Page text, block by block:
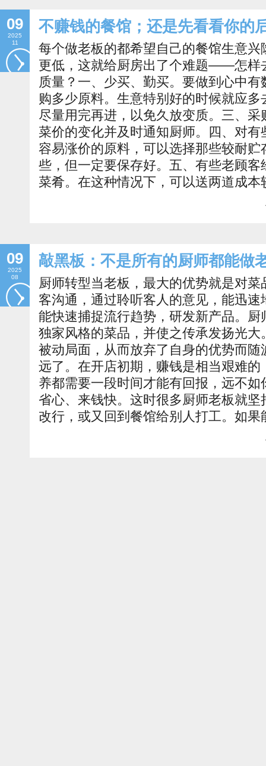
09
2025
11
不赚钱的餐馆；还是先看看你的
每个做老板的都希望自己的餐馆生意
更低，这就给厨房出了个难题——怎样
质量？一、少买、勤买。要做到心中
购多少原料。生意特别好的时候就应
尽量用完再进，以免久放变质。三、
菜价的变化并及时通知厨师。四、对
容易涨价的原料，可以选择那些较耐
些，但一定要保存好。五、有些老顾
菜肴。在这种情况下，可以送两道成本
09
2025
08
敲黑板：不是所有的厨师都能做
厨师转型当老板，最大的优势就是对
客沟通，通过聆听客人的意见，能迅
能快速捕捉流行趋势，研发新产品。
独家风格的菜品，并使之传承发扬光
被动局面，从而放弃了自身的优势而
远了。在开店初期，赚钱是相当艰难
养都需要一段时间才能有回报，远不
省心、来钱快。这时很多厨师老板就
改行，或又回到餐馆给别人打工。如果